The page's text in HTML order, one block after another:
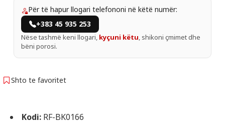
Për të hapur llogari telefononi në këtë numër:
+383 45 935 253
Nëse tashmë keni llogari, kyçuni këtu, shikoni çmimet dhe
bëni porosi.
Shto te favoritet
Kodi: RF-BK0166